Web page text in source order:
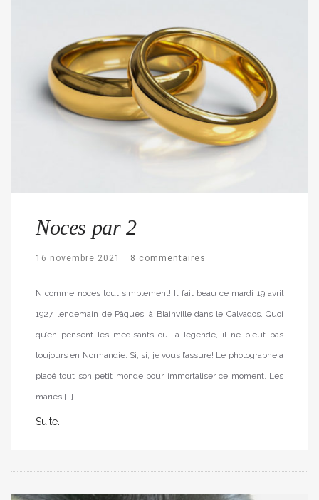
Noces par 2
16 novembre 2021 8 commentaires
N comme noces tout simplement! Il fait beau ce mardi 19 avril
1927, lendemain de Pâques, à Blainville dans le Calvados. Quoi
qu’en pensent les médisants ou la légende, il ne pleut pas
toujours en Normandie. Si, si, je vous l’assure! Le photographe a
placé tout son petit monde pour immortaliser ce moment. Les
mariés […]
Suite...